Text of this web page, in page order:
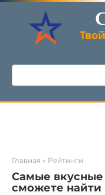
Перейти
контенту
Поиск:
Главная » Рейтинги
Самые
сможете найти